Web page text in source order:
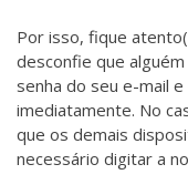
Por isso, fique
desconfie que
senha do seu e-mail
imediatamente. No
que os demais
necessário digitar a